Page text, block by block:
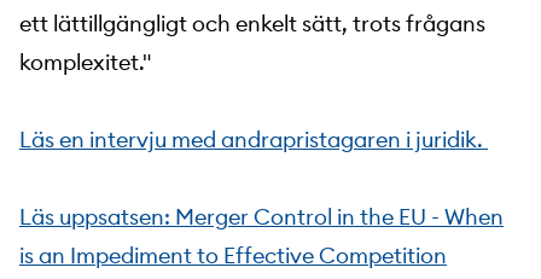
ett lättillgängligt och enkelt sätt, trots frågans
komplexitet."
Läs en intervju med andrapristagaren i juridik.
Läs uppsatsen: Merger Control in the EU - When
is an Impediment to Effective Competition